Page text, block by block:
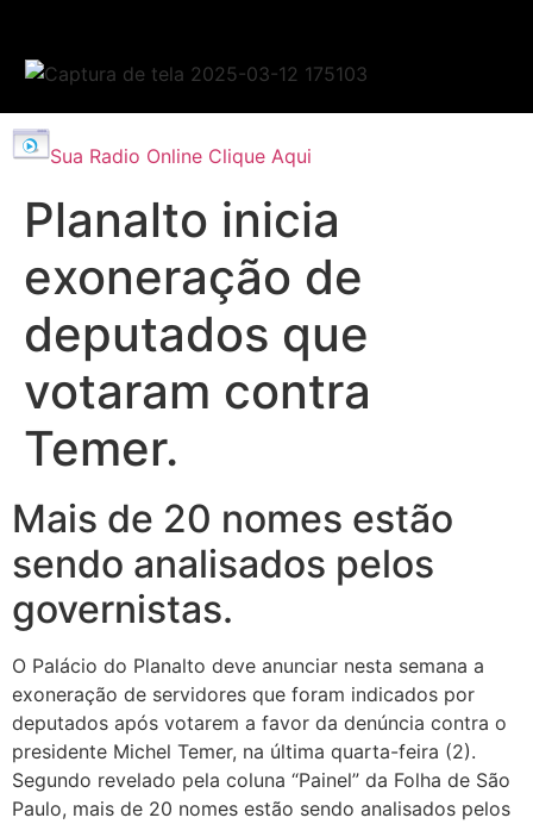
Sua Radio Online Clique Aqui
Planalto inicia
exoneração de
deputados que
votaram contra
Temer.
Mais de 20 nomes estão
sendo analisados pelos
governistas.
O Palácio do Planalto deve anunciar nesta semana a
exoneração de servidores que foram indicados por
deputados após votarem a favor da denúncia contra o
presidente Michel Temer, na última quarta-feira (2).
Segundo revelado pela coluna “Painel” da Folha de São
Paulo, mais de 20 nomes estão sendo analisados pelos